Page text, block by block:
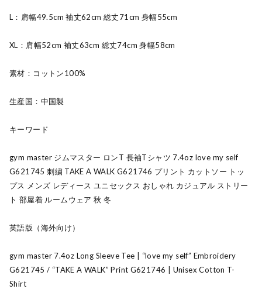
L：肩幅49.5cm 袖丈62cm 総丈71cm 身幅55cm
XL：肩幅52cm 袖丈63cm 総丈74cm 身幅58cm
素材：コットン100%
生産国：中国製
キーワード
gym master ジムマスター ロンT 長袖Tシャツ 7.4oz love my self
G621745 刺繍 TAKE A WALK G621746 プリント カットソー トッ
プス メンズ レディース ユニセックス おしゃれ カジュアル ストリー
ト 部屋着 ルームウェア 秋 冬
英語版（海外向け）
gym master 7.4oz Long Sleeve Tee | “love my self” Embroidery
G621745 / “TAKE A WALK” Print G621746 | Unisex Cotton T-
Shirt